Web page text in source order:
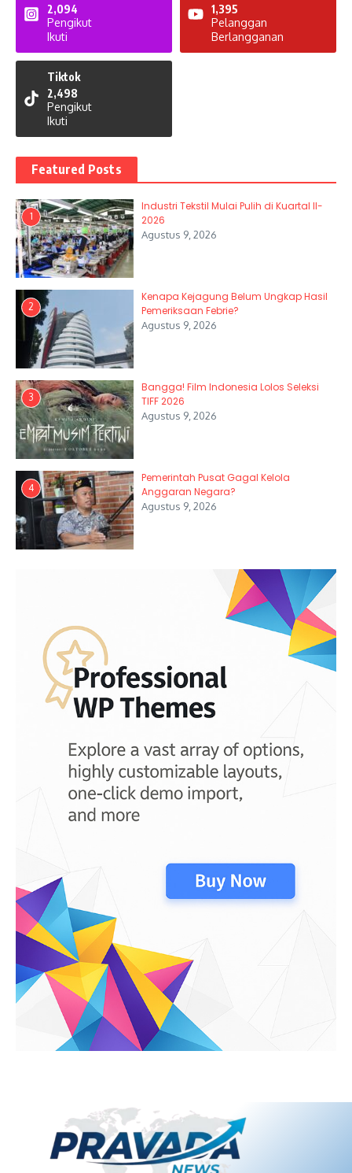
2,094
Pengikut
Ikuti
1,395
Pelanggan
Berlangganan
Tiktok
2,498
Pengikut
Ikuti
Featured Posts
1
Industri Tekstil Mulai Pulih di Kuartal II-
2026
Agustus 9, 2026
2
Kenapa Kejagung Belum Ungkap Hasil
Pemeriksaan Febrie?
Agustus 9, 2026
3
Bangga! Film Indonesia Lolos Seleksi
TIFF 2026
Agustus 9, 2026
4
Pemerintah Pusat Gagal Kelola
Anggaran Negara?
Agustus 9, 2026